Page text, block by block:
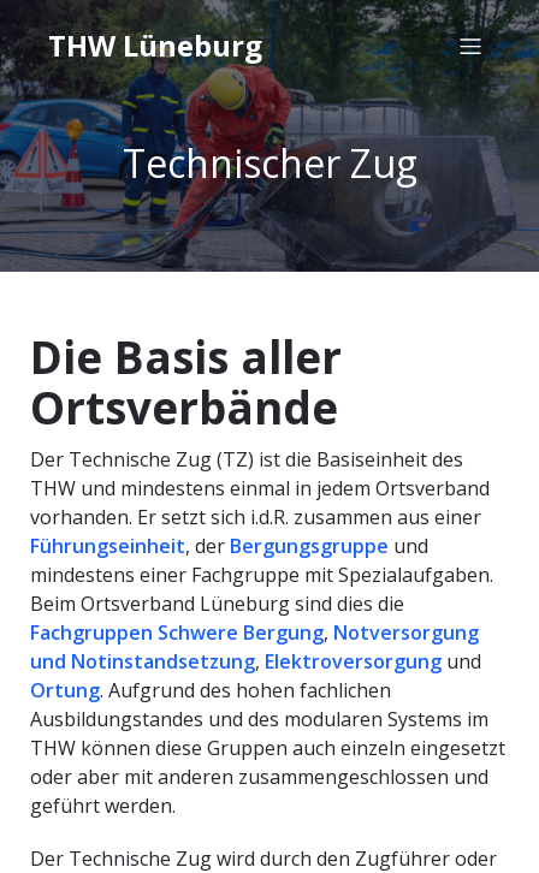
THW Lüneburg
Technischer Zug
Die Basis aller
Ortsverbände
Der Technische Zug (TZ) ist die Basiseinheit des
THW und mindestens einmal in jedem Ortsverband
vorhanden. Er setzt sich i.d.R. zusammen aus einer
Führungseinheit, der Bergungsgruppe und
mindestens einer Fachgruppe mit Spezialaufgaben.
Beim Ortsverband Lüneburg sind dies die
Fachgruppen Schwere Bergung, Notversorgung
und Notinstandsetzung, Elektroversorgung und
Ortung. Aufgrund des hohen fachlichen
Ausbildungstandes und des modularen Systems im
THW können diese Gruppen auch einzeln eingesetzt
oder aber mit anderen zusammengeschlossen und
geführt werden.
Der Technische Zug wird durch den Zugführer oder